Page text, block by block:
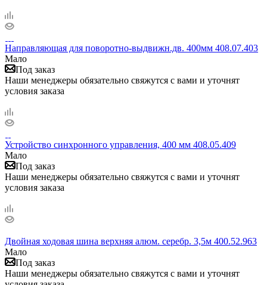
Направляющая для поворотно-выдвижн.дв. 400мм 408.07.403
Мало
Под заказ
Наши менеджеры обязательно свяжутся с вами и уточнят
условия заказа
Устройство синхронного управления, 400 мм 408.05.409
Мало
Под заказ
Наши менеджеры обязательно свяжутся с вами и уточнят
условия заказа
Двойная ходовая шина верхняя алюм. серебр. 3,5м 400.52.963
Мало
Под заказ
Наши менеджеры обязательно свяжутся с вами и уточнят